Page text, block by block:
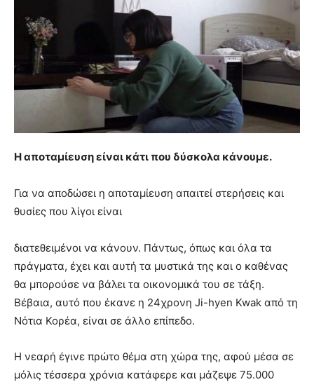
Η αποταμίευση είναι κάτι που δύσκολα κάνουμε.
Για να αποδώσει η αποταμίευση απαιτεί στερήσεις και
θυσίες που λίγοι είναι
διατεθειμένοι να κάνουν. Πάντως, όπως και όλα τα
πράγματα, έχει και αυτή τα μυστικά της και ο καθένας
θα μπορούσε να βάλει τα οικονομικά του σε τάξη.
Βέβαια, αυτό που έκανε η 24χρονη Ji-hyen Kwak από τη
Νότια Κορέα, είναι σε άλλο επίπεδο.
Η νεαρή έγινε πρώτο θέμα στη χώρα της, αφού μέσα σε
μόλις τέσσερα χρόνια κατάφερε και μάζεψε 75.000